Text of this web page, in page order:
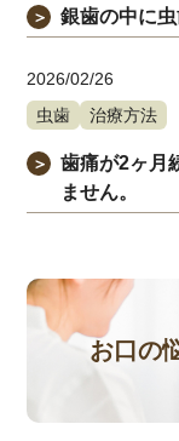
＞ 銀歯の中に
2026/02/26
虫歯
治療方法
＞
歯痛が2ヶ月
ません。
お口の